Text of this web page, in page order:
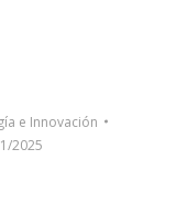
e Innovación
2025